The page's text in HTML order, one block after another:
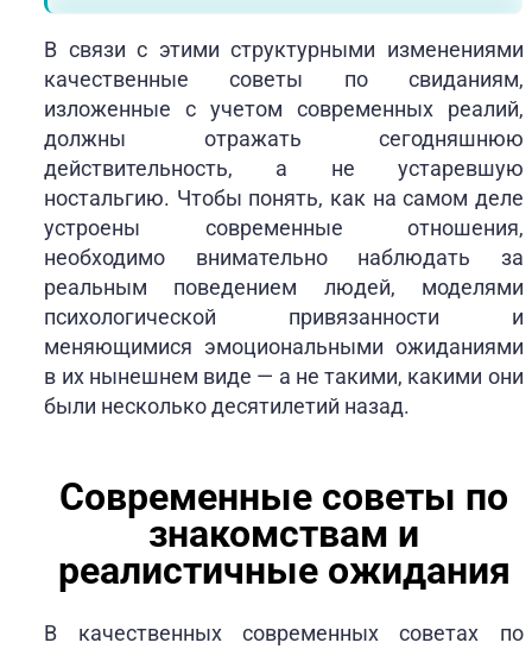
В связи с этими структурными изменениями
качественные советы по свиданиям,
изложенные с учетом современных реалий,
должны отражать сегодняшнюю
действительность, а не устаревшую
ностальгию. Чтобы понять, как на самом деле
устроены современные отношения,
необходимо внимательно наблюдать за
реальным поведением людей, моделями
психологической привязанности и
меняющимися эмоциональными ожиданиями
в их нынешнем виде — а не такими, какими они
были несколько десятилетий назад.
Современные советы по
знакомствам и
реалистичные ожидания
В качественных современных советах по